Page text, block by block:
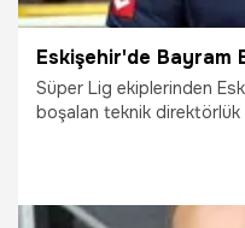
Eskişehir'de Bayram
Süper Lig ekiplerinden
boşalan teknik